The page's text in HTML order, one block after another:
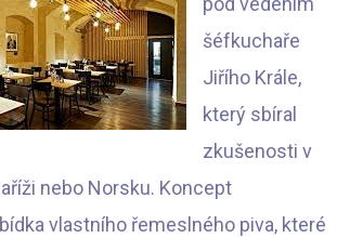
šéfkuchaře
Jiřího Krále,
který sbíral
zkušenosti v
nebo Norsku. Koncept
vlastního řemeslného piva, které